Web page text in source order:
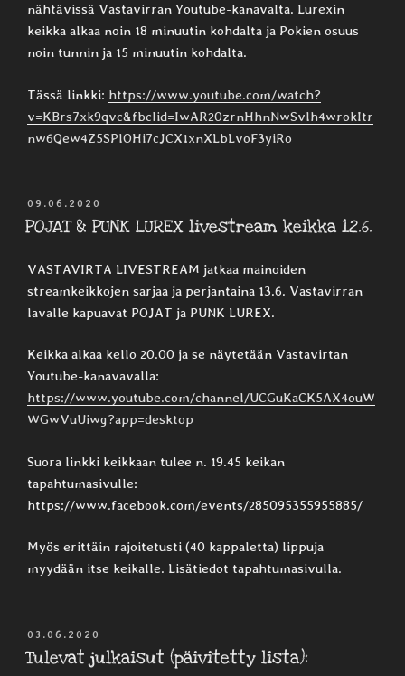
nähtävissä Vastavirran Youtube-kanavalta. Lurexin
keikka alkaa noin 18 minuutin kohdalta ja Pokien osuus
noin tunnin ja 15 minuutin kohdalta.
Tässä linkki: https://www.youtube.com/watch?
v=KBrs7xk9qvc&fbclid=IwAR20zrnHhnNwSvlh4wrokItr
nw6Qew4Z5SPlOHi7cJCX1xnXLbLvoF3yiRo
JULKAISTU
09.06.2020
POJAT & PUNK LUREX livestream keikka 12.6.
VASTAVIRTA LIVESTREAM jatkaa mainoiden
streamkeikkojen sarjaa ja perjantaina 13.6. Vastavirran
lavalle kapuavat POJAT ja PUNK LUREX.
Keikka alkaa kello 20.00 ja se näytetään Vastavirtan
Youtube-kanavavalla:
https://www.youtube.com/channel/UCGuKaCK5AX4ouW
WGwVuUiwg?app=desktop
Suora linkki keikkaan tulee n. 19.45 keikan
tapahtumasivulle:
https://www.facebook.com/events/285095355955885/
Myös erittäin rajoitetusti (40 kappaletta) lippuja
myydään itse keikalle. Lisätiedot tapahtumasivulla.
JULKAISTU
03.06.2020
Tulevat julkaisut (päivitetty lista):